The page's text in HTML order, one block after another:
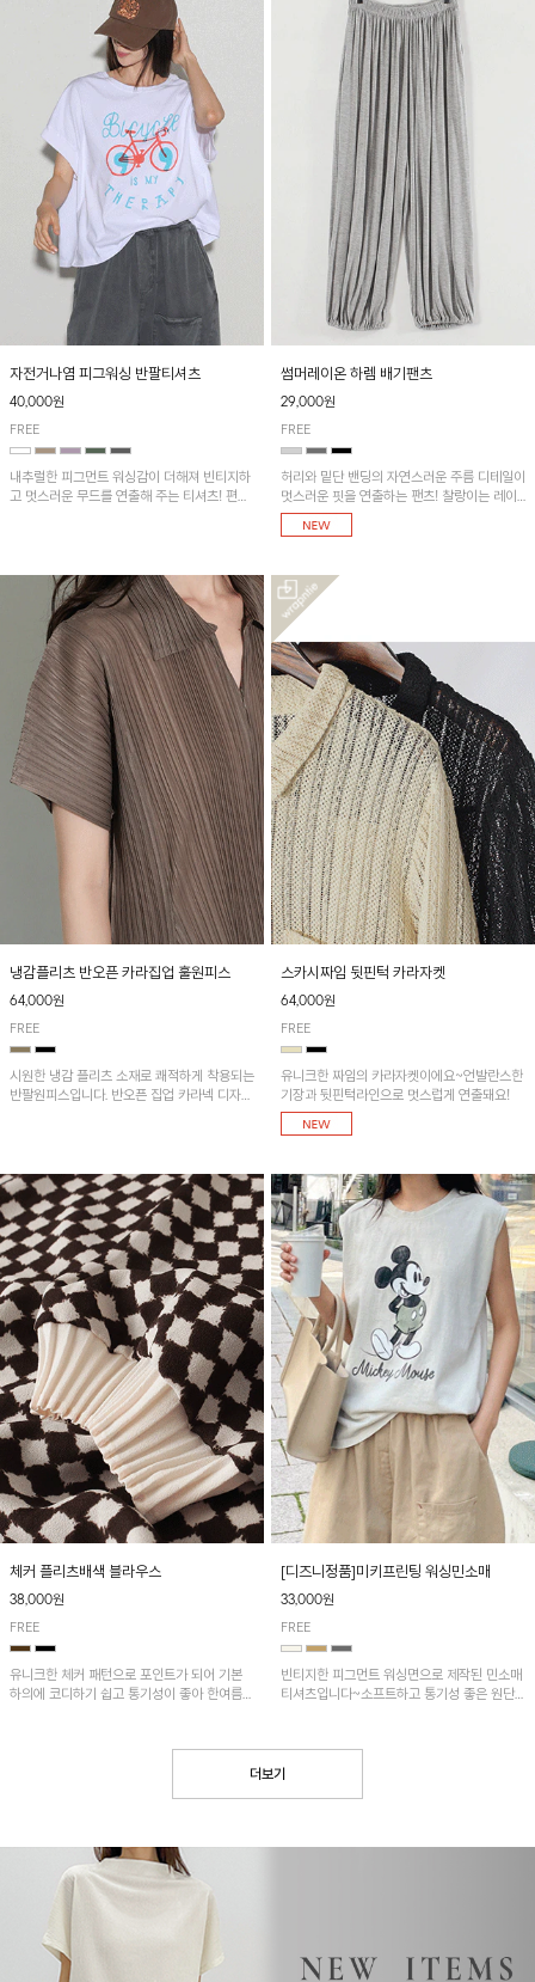
자전거나염 피그워싱 반팔티셔츠
40,000원
FREE
내추럴한 피그먼트 워싱감이 더해져 빈티지하
고 멋스러운 무드를 연출해 주는 티셔츠! 편안
썸머레이온 하렘 배기팬츠
29,000원
FREE
허리와 밑단 밴딩의 자연스러운 주름 디테일이
멋스러운 핏을 연출하는 팬츠! 찰랑이는 레이
온 소재로 가볍고 시원하게 착용되며, 여유로
운 실루엣으로 활동성이 좋아 데일리 하게 즐
냉감플리츠 반오픈 카라집업 훌원피스
64,000원
FREE
시원한 냉감 플리츠 소재로 쾌적하게 착용되는
반팔원피스입니다. 반오픈 집업 카라넥 디자인
스카시짜임 뒷핀턱 카라자켓
64,000원
FREE
유니크한 짜임의 카라자켓이에요~언발란스한
기장과 뒷핀턱라인으로 멋스럽게 연출돼요!
체커 플리츠배색 블라우스
38,000원
FREE
유니크한 체커 패턴으로 포인트가 되어 기본
하의에 코디하기 쉽고 통기성이 좋아 한여름에
[디즈니정품]미키프린팅 워싱민소매
33,000원
FREE
빈티지한 피그먼트 워싱면으로 제작된 민소매
티셔츠입니다~소프트하고 통기성 좋은 원단
더보기